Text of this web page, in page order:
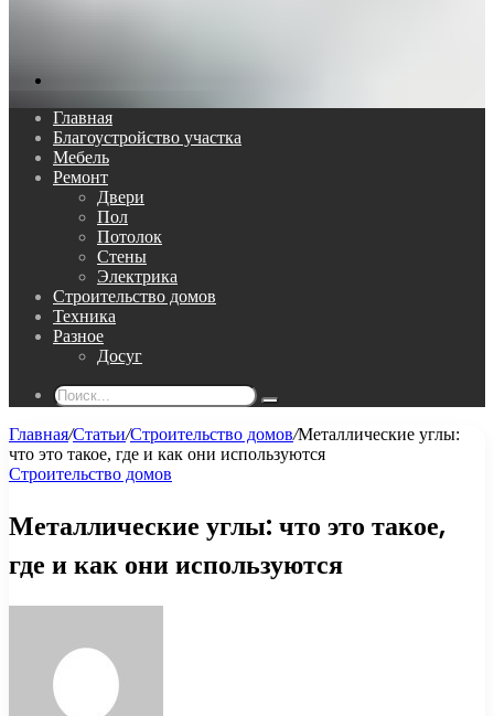
Главная
Благоустройство участка
Мебель
Ремонт
Двери
Пол
Потолок
Стены
Электрика
Строительство домов
Техника
Разное
Досуг
Поиск...
Главная/Статьи/Строительство домов/Металлические углы:
что это такое, где и как они используются
Строительство домов
Металлические углы: что это такое,
где и как они используются